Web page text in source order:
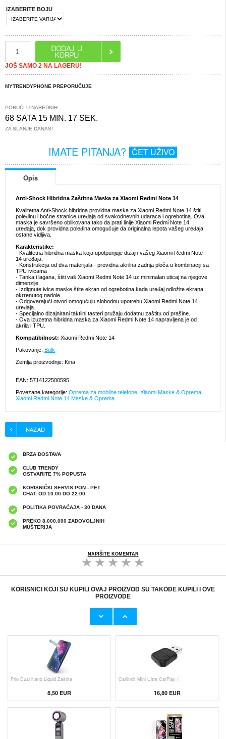
IZABERITE BOJU
JOŠ SAMO 2 NA LAGERU!
MYTRENDYPHONE PREPORUČUJE
PORUČI U NAREDNIH
68 SATA 15 MIN. 16 SEK.
ZA SLANJE DANAS!
IMATE PITANJA? ČET UŽIVO
Opis
Anti-Shock Hibridna Zaštitna Maska za Xiaomi Redmi Note 14
Kvalitetna Anti-Shock hibridna providna maska za Xiaomi Redmi Note 14 štiti
poleđinu i bočne stranice uređaja od svakodnevnih udaraca i ogrebotina. Ova
maska je savršeno oblikovana tako da prati linije Xiaomi Redmi Note 14
uređaja, dok providna poleđina omogućuje da originalna lepota vašeg uređaja
ostane vidljiva.
Karakteristike:
- Kvalitetna hibridna maska koja upotpunjuje dizajn vašeg Xiaomi Redmi Note
14 uređaja.
- Konstrukcija od dva materijala - providna akrilna zadnja ploča u kombinaciji sa
TPU ivicama
- Tanka i lagana, štiti vaš Xiaomi Redmi Note 14 uz minimalan uticaj na njegove
dimenzije.
- Izdignute ivice maske štite ekran od ogrebotina kada uređaj odložite ekrana
okrrenutog nadole.
- Odgovarajući otvori omogućuju slobodnu upotrebu Xiaomi Redmi Note 14
uređaja.
- Specijalno dizajnirani taktilni tasteri pružaju dodatnu zaštitu od prašine.
- Ova izuzetna hibridna maska za Xiaomi Redmi Note 14 napravljena je od
akrila i TPU.
Kompatibilnost: Xiaomi Redmi Note 14
Pakovanje: Bulk
Zemlja proizvodnje: Kina
EAN: 5714122500595
Povezane kategorije: Oprema za mobilne telefone Xiaomi Maske & Oprema
Xiaomi Redmi Note 14 Maske & Oprema
BRZA DOSTAVA
CLUB TRENDY
OSTVARITE 7% POPUSTA
KORISNIČKI SERVIS PON - PET
CHAT: OD 10:00 DO 22:00
POLITIKA POVRAĆAJA - 30 DANA
PREKO 8.000.000 ZADOVOLJNIH
MUŠTERIJA
NAPIŠITE KOMENTAR
KORISNICI KOJI SU KUPILI OVAJ PROIZVOD SU TAKOĐE KUPILI I OVE
PROIZVODE
Originalni Apple Lightning Kab
Prio Dual Nano Liquid Zaštita
8,50 EUR
Carlinkit Mini Ultra CarPlay /
16,80 EUR